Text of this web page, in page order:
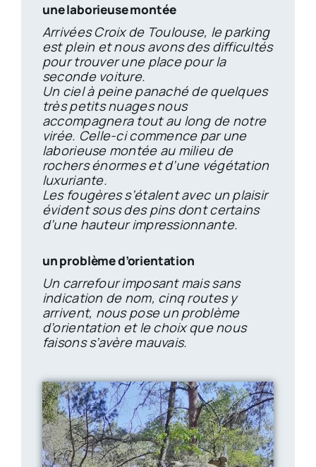
une laborieuse montée
Arrivées Croix de Toulouse, le parking
est plein et nous avons des difficultés
pour trouver une place pour la
seconde voiture.
Un ciel à peine panaché de quelques
très petits nuages nous
accompagnera tout au long de notre
virée. Celle-ci commence par une
laborieuse montée au milieu de
rochers énormes et d’une végétation
luxuriante.
Les fougères s’étalent avec un plaisir
évident sous des pins dont certains
d’une hauteur impressionnante.
un problème d’orientation
Un carrefour imposant mais sans
indication de nom, cinq routes y
arrivent, nous pose un problème
d’orientation et le choix que nous
faisons s’avère mauvais.